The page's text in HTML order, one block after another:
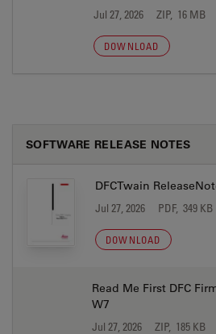
Jul 27, 2026 ZIP, 16 MB
DOWNLOAD
SOFTWARE RELEASE NOTES
DFCTwain
Jul 27, 2026 PDF, 349 KB
DOWNLOAD
Read Me First DFC
W7
Jul 27, 2026 ZIP, 185 KB